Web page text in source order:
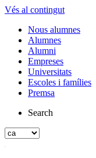
Vés al contingut
Nous alumnes
Alumnes
Alumni
Empreses
Universitats
Escoles i famílies
Premsa
Search